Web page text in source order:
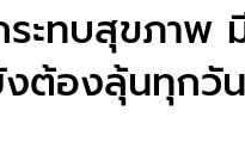
ะทบสุขภาพ
ต้องลุ้นทุกวัน